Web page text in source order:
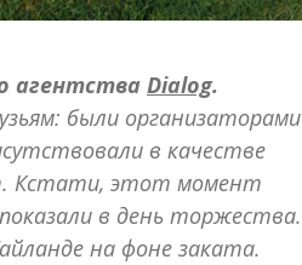
агентства Dialog.
были организаторами
в качестве
Кстати, этот момент
в день торжества.
на фоне заката.